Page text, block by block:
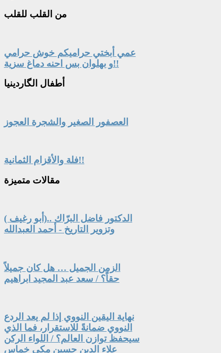
من القلب للقلب
عمي أبختي حراميكم خوش حرامي
و بهلوان بس احنه دماغ سزية!!
أطفال الگاردينيا
العصفور الصغير والشجرة العجوز
فلة والأقزام الثمانية!!
مقالات متميزة
الدكتور فاضل البرّاك ..(أبو رغيف )
وتزوير التاريخ - أحمد العبدالله
الزمن الجميل … هل كان جميلاً
حقاً؟ / سعد عبد المجيد ابراهيم
نهاية اليقين النووي إذا لم يعد الردع
النووي ضمانةً للاستقرار، فما الذي
سيحفظ توازن العالم؟ / اللواء الركن
علاء الدين حسين مكي خماس